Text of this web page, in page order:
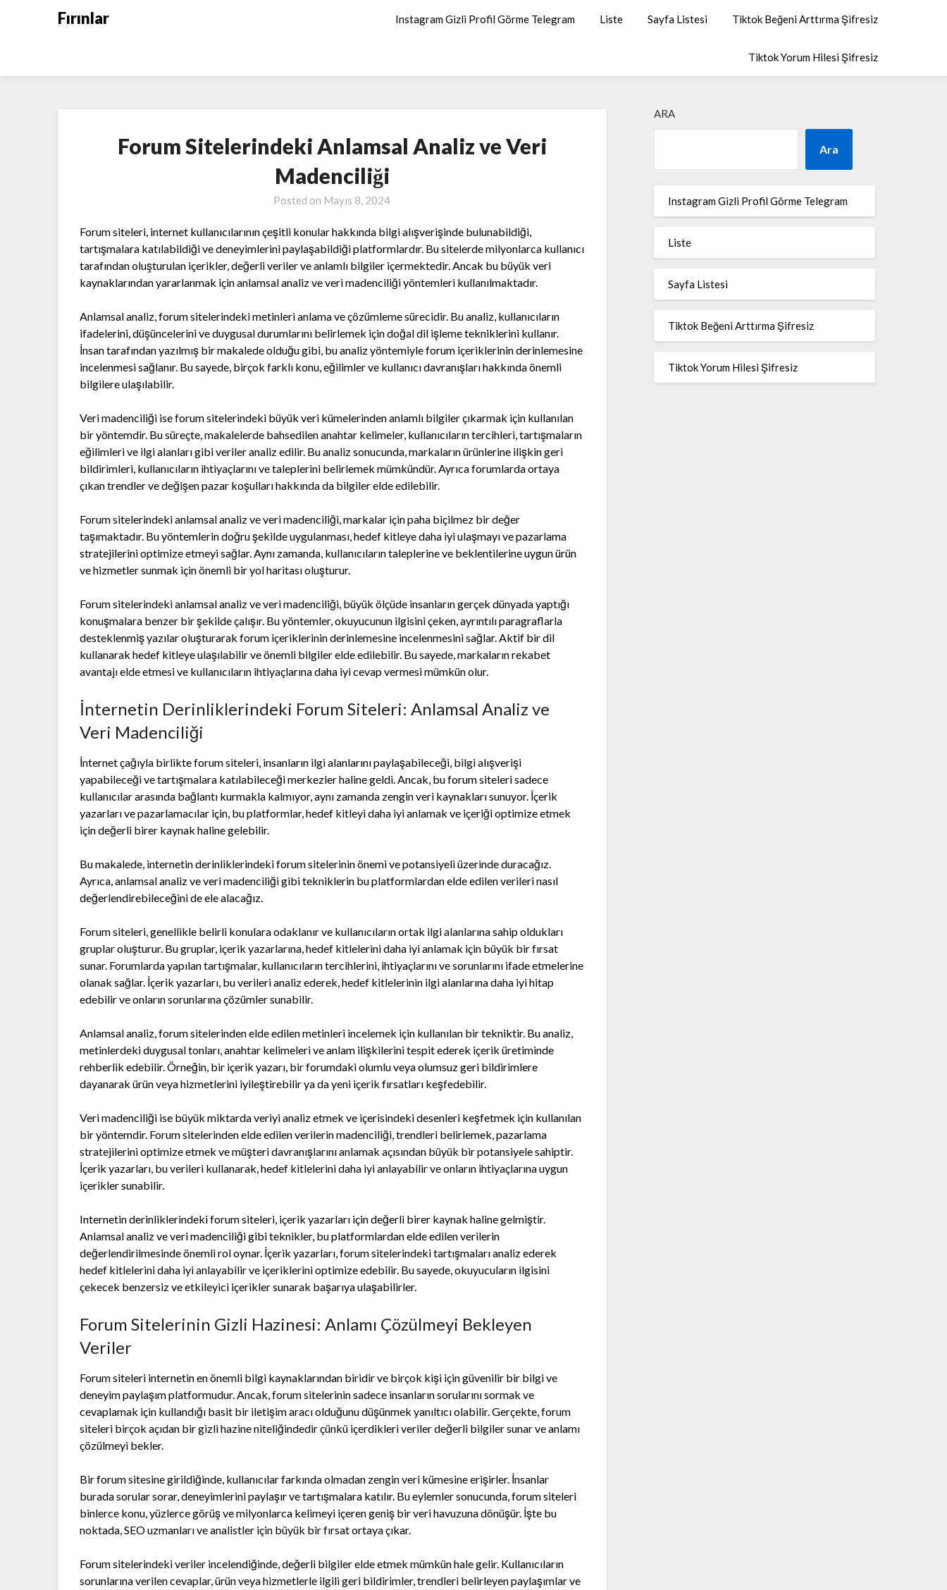
Fırınlar Instagram Gizli Profil Görme Telegram Liste Sayfa Listesi Tiktok Beğeni Arttırma Şifresiz
Tiktok Yorum Hilesi Şifresiz
Forum Sitelerindeki Anlamsal Analiz ve Veri
Madenciliği
Posted on Mayıs 8, 2024
Forum siteleri, internet kullanıcılarının çeşitli konular hakkında bilgi alışverişinde bulunabildiği,
tartışmalara katılabildiği ve deneyimlerini paylaşabildiği platformlardır. Bu sitelerde milyonlarca kullanıcı
tarafından oluşturulan içerikler, değerli veriler ve anlamlı bilgiler içermektedir. Ancak bu büyük veri
kaynaklarından yararlanmak için anlamsal analiz ve veri madenciliği yöntemleri kullanılmaktadır.
Anlamsal analiz, forum sitelerindeki metinleri anlama ve çözümleme sürecidir. Bu analiz, kullanıcıların
ifadelerini, düşüncelerini ve duygusal durumlarını belirlemek için doğal dil işleme tekniklerini kullanır.
İnsan tarafından yazılmış bir makalede olduğu gibi, bu analiz yöntemiyle forum içeriklerinin derinlemesine
incelenmesi sağlanır. Bu sayede, birçok farklı konu, eğilimler ve kullanıcı davranışları hakkında önemli
bilgilere ulaşılabilir.
Veri madenciliği ise forum sitelerindeki büyük veri kümelerinden anlamlı bilgiler çıkarmak için kullanılan
bir yöntemdir. Bu süreçte, makalelerde bahsedilen anahtar kelimeler, kullanıcıların tercihleri, tartışmaların
eğilimleri ve ilgi alanları gibi veriler analiz edilir. Bu analiz sonucunda, markaların ürünlerine ilişkin geri
bildirimleri, kullanıcıların ihtiyaçlarını ve taleplerini belirlemek mümkündür. Ayrıca forumlarda ortaya
çıkan trendler ve değişen pazar koşulları hakkında da bilgiler elde edilebilir.
Forum sitelerindeki anlamsal analiz ve veri madenciliği, markalar için paha biçilmez bir değer
taşımaktadır. Bu yöntemlerin doğru şekilde uygulanması, hedef kitleye daha iyi ulaşmayı ve pazarlama
stratejilerini optimize etmeyi sağlar. Aynı zamanda, kullanıcıların taleplerine ve beklentilerine uygun ürün
ve hizmetler sunmak için önemli bir yol haritası oluşturur.
Forum sitelerindeki anlamsal analiz ve veri madenciliği, büyük ölçüde insanların gerçek dünyada yaptığı
konuşmalara benzer bir şekilde çalışır. Bu yöntemler, okuyucunun ilgisini çeken, ayrıntılı paragraflarla
desteklenmiş yazılar oluşturarak forum içeriklerinin derinlemesine incelenmesini sağlar. Aktif bir dil
kullanarak hedef kitleye ulaşılabilir ve önemli bilgiler elde edilebilir. Bu sayede, markaların rekabet
avantajı elde etmesi ve kullanıcıların ihtiyaçlarına daha iyi cevap vermesi mümkün olur.
İnternetin Derinliklerindeki Forum Siteleri: Anlamsal Analiz ve
Veri Madenciliği
İnternet çağıyla birlikte forum siteleri, insanların ilgi alanlarını paylaşabileceği, bilgi alışverişi
yapabileceği ve tartışmalara katılabileceği merkezler haline geldi. Ancak, bu forum siteleri sadece
kullanıcılar arasında bağlantı kurmakla kalmıyor, aynı zamanda zengin veri kaynakları sunuyor. İçerik
yazarları ve pazarlamacılar için, bu platformlar, hedef kitleyi daha iyi anlamak ve içeriği optimize etmek
için değerli birer kaynak haline gelebilir.
Bu makalede, internetin derinliklerindeki forum sitelerinin önemi ve potansiyeli üzerinde duracağız.
Ayrıca, anlamsal analiz ve veri madenciliği gibi tekniklerin bu platformlardan elde edilen verileri nasıl
değerlendirebileceğini de ele alacağız.
Forum siteleri, genellikle belirli konulara odaklanır ve kullanıcıların ortak ilgi alanlarına sahip oldukları
gruplar oluşturur. Bu gruplar, içerik yazarlarına, hedef kitlelerini daha iyi anlamak için büyük bir fırsat
sunar. Forumlarda yapılan tartışmalar, kullanıcıların tercihlerini, ihtiyaçlarını ve sorunlarını ifade etmelerine
olanak sağlar. İçerik yazarları, bu verileri analiz ederek, hedef kitlelerinin ilgi alanlarına daha iyi hitap
edebilir ve onların sorunlarına çözümler sunabilir.
Anlamsal analiz, forum sitelerinden elde edilen metinleri incelemek için kullanılan bir tekniktir. Bu analiz,
metinlerdeki duygusal tonları, anahtar kelimeleri ve anlam ilişkilerini tespit ederek içerik üretiminde
rehberlik edebilir. Örneğin, bir içerik yazarı, bir forumdaki olumlu veya olumsuz geri bildirimlere
dayanarak ürün veya hizmetlerini iyileştirebilir ya da yeni içerik fırsatları keşfedebilir.
Veri madenciliği ise büyük miktarda veriyi analiz etmek ve içerisindeki desenleri keşfetmek için kullanılan
bir yöntemdir. Forum sitelerinden elde edilen verilerin madenciliği, trendleri belirlemek, pazarlama
stratejilerini optimize etmek ve müşteri davranışlarını anlamak açısından büyük bir potansiyele sahiptir.
İçerik yazarları, bu verileri kullanarak, hedef kitlelerini daha iyi anlayabilir ve onların ihtiyaçlarına uygun
içerikler sunabilir.
Internetin derinliklerindeki forum siteleri, içerik yazarları için değerli birer kaynak haline gelmiştir.
Anlamsal analiz ve veri madenciliği gibi teknikler, bu platformlardan elde edilen verilerin
değerlendirilmesinde önemli rol oynar. İçerik yazarları, forum sitelerindeki tartışmaları analiz ederek
hedef kitlelerini daha iyi anlayabilir ve içeriklerini optimize edebilir. Bu sayede, okuyucuların ilgisini
çekecek benzersiz ve etkileyici içerikler sunarak başarıya ulaşabilirler.
Forum Sitelerinin Gizli Hazinesi: Anlamı Çözülmeyi Bekleyen
Veriler
Forum siteleri internetin en önemli bilgi kaynaklarından biridir ve birçok kişi için güvenilir bir bilgi ve
deneyim paylaşım platformudur. Ancak, forum sitelerinin sadece insanların sorularını sormak ve
cevaplamak için kullandığı basit bir iletişim aracı olduğunu düşünmek yanıltıcı olabilir. Gerçekte, forum
siteleri birçok açıdan bir gizli hazine niteliğindedir çünkü içerdikleri veriler değerli bilgiler sunar ve anlamı
çözülmeyi bekler.
Bir forum sitesine girildiğinde, kullanıcılar farkında olmadan zengin veri kümesine erişirler. İnsanlar
burada sorular sorar, deneyimlerini paylaşır ve tartışmalara katılır. Bu eylemler sonucunda, forum siteleri
binlerce konu, yüzlerce görüş ve milyonlarca kelimeyi içeren geniş bir veri havuzuna dönüşür. İşte bu
noktada, SEO uzmanları ve analistler için büyük bir fırsat ortaya çıkar.
Forum sitelerindeki veriler incelendiğinde, değerli bilgiler elde etmek mümkün hale gelir. Kullanıcıların
sorunlarına verilen cevaplar, ürün veya hizmetlerle ilgili geri bildirimler, trendleri belirleyen paylaşımlar ve
ARA
Ara
Instagram Gizli Profil Görme Telegram
Liste
Sayfa Listesi
Tiktok Beğeni Arttırma Şifresiz
Tiktok Yorum Hilesi Şifresiz